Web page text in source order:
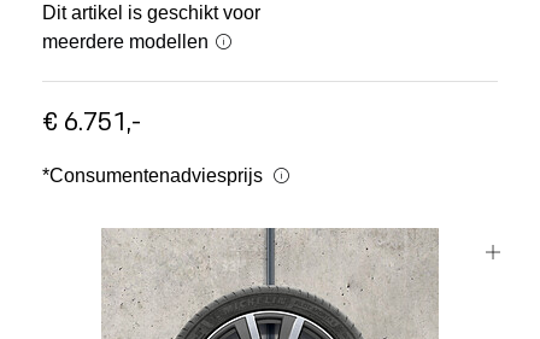
Mijn account
Meer Porsche
Dit artikel is geschikt voor
meerdere modellen
€ 6.751,-
*Consumentenadviesprijs